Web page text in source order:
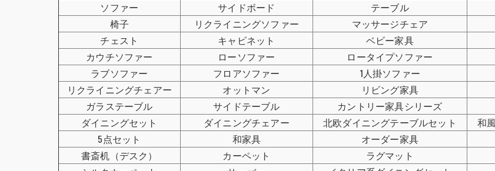
ソファー
サイドボード テーブル
椅子
リクライニングソファー マッサージチェア
チェスト
キャビネット ベビー家具
カウチソファー
ローソファー ロータイプソファー
ラブソファー
フロアソファー 1人掛ソファー
リクライニングチェアー
オットマン リビング家具
ガラステーブル
サイドテーブル カントリー家具シリーズ
ダイニングセット
ダイニングチェアー 北欧ダイニングテーブルセット 和
5点セット
和家具 オーダー家具
書斎机（デスク）
カーペット ラグマット